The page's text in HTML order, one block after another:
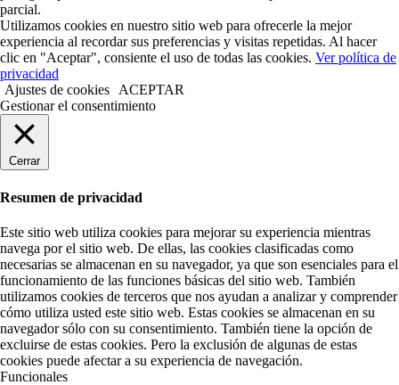
parcial.
Utilizamos cookies en nuestro sitio web para ofrecerle la mejor
experiencia al recordar sus preferencias y visitas repetidas. Al hacer
clic en "Aceptar", consiente el uso de todas las cookies. Ver política de
privacidad
Ajustes de cookies ACEPTAR
Gestionar el consentimiento
Cerrar
Resumen de privacidad
Este sitio web utiliza cookies para mejorar su experiencia mientras
navega por el sitio web. De ellas, las cookies clasificadas como
necesarias se almacenan en su navegador, ya que son esenciales para el
funcionamiento de las funciones básicas del sitio web. También
utilizamos cookies de terceros que nos ayudan a analizar y comprender
cómo utiliza usted este sitio web. Estas cookies se almacenan en su
navegador sólo con su consentimiento. También tiene la opción de
excluirse de estas cookies. Pero la exclusión de algunas de estas
cookies puede afectar a su experiencia de navegación.
Funcionales